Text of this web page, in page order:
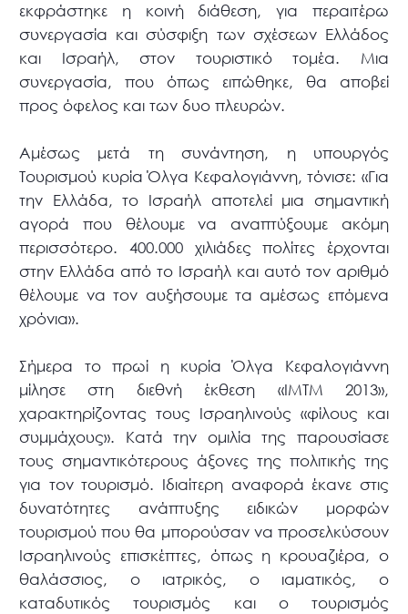
εκφράστηκε η κοινή διάθεση, για περαιτέρω
συνεργασία και σύσφιξη των σχέσεων Ελλάδος
και Ισραήλ, στον τουριστικό τομέα. Μια
συνεργασία, που όπως ειπώθηκε, θα αποβεί
προς όφελος και των δυο πλευρών.
Αμέσως μετά τη συνάντηση, η υπουργός
Τουρισμού κυρία Όλγα Κεφαλογιάννη, τόνισε: «Για
την Ελλάδα, το Ισραήλ αποτελεί μια σημαντική
αγορά που θέλουμε να αναπτύξουμε ακόμη
περισσότερο. 400.000 χιλιάδες πολίτες έρχονται
στην Ελλάδα από το Ισραήλ και αυτό τον αριθμό
θέλουμε να τον αυξήσουμε τα αμέσως επόμενα
χρόνια».
Σήμερα το πρωί η κυρία Όλγα Κεφαλογιάννη
μίλησε στη διεθνή έκθεση «ΙΜΤΜ 2013»,
χαρακτηρίζοντας τους Ισραηλινούς «φίλους και
συμμάχους». Κατά την ομιλία της παρουσίασε
τους σημαντικότερους άξονες της πολιτικής της
για τον τουρισμό. Ιδιαίτερη αναφορά έκανε στις
δυνατότητες ανάπτυξης ειδικών μορφών
τουρισμού που θα μπορούσαν να προσελκύσουν
Ισραηλινούς επισκέπτες, όπως η κρουαζιέρα, ο
θαλάσσιος, ο ιατρικός, ο ιαματικός, ο
καταδυτικός τουρισμός και ο τουρισμός